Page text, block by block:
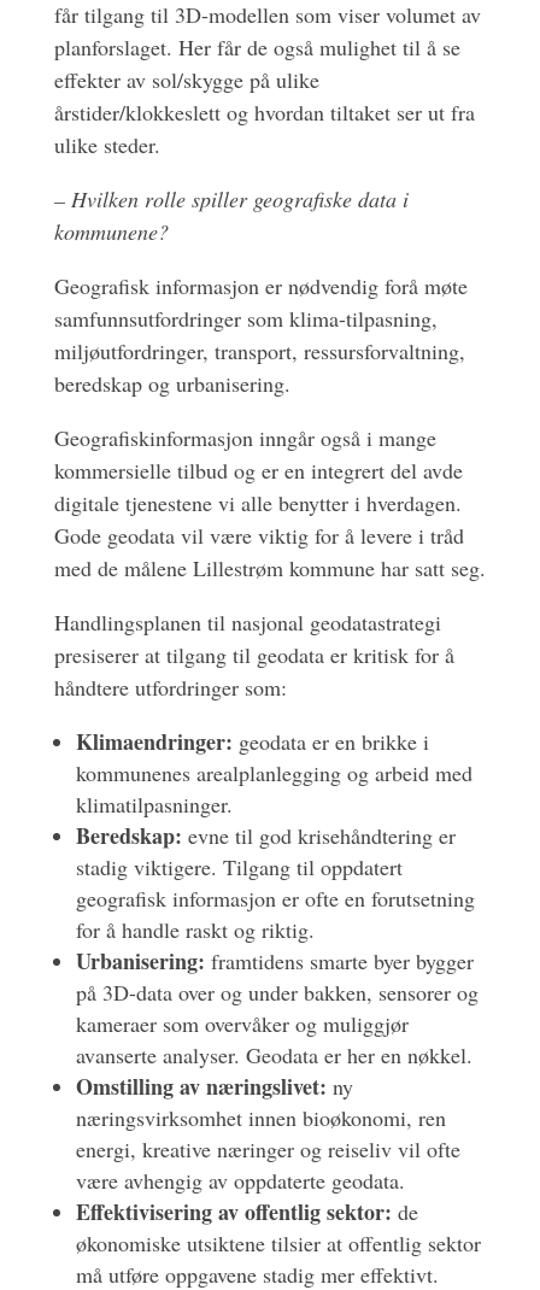
får tilgang til 3D-modellen som viser volumet av
planforslaget. Her får de også mulighet til å se
effekter av sol/skygge på ulike
årstider/klokkeslett og hvordan tiltaket ser ut fra
ulike steder.
– Hvilken rolle spiller geografiske data i
kommunene?
Geografisk informasjon er nødvendig forå møte
samfunnsutfordringer som klima-tilpasning,
miljøutfordringer, transport, ressursforvaltning,
beredskap og urbanisering.
Geografiskinformasjon inngår også i mange
kommersielle tilbud og er en integrert del avde
digitale tjenestene vi alle benytter i hverdagen.
Gode geodata vil være viktig for å levere i tråd
med de målene Lillestrøm kommune har satt seg.
Handlingsplanen til nasjonal geodatastrategi
presiserer at tilgang til geodata er kritisk for å
håndtere utfordringer som:
Klimaendringer: geodata er en brikke i
kommunenes arealplanlegging og arbeid med
klimatilpasninger.
Beredskap: evne til god krisehåndtering er
stadig viktigere. Tilgang til oppdatert
geografisk informasjon er ofte en forutsetning
for å handle raskt og riktig.
Urbanisering: framtidens smarte byer bygger
på 3D-data over og under bakken, sensorer og
kameraer som overvåker og muliggjør
avanserte analyser. Geodata er her en nøkkel.
Omstilling av næringslivet: ny
næringsvirksomhet innen bioøkonomi, ren
energi, kreative næringer og reiseliv vil ofte
være avhengig av oppdaterte geodata.
Effektivisering av offentlig sektor: de
økonomiske utsiktene tilsier at offentlig sektor
må utføre oppgavene stadig mer effektivt.